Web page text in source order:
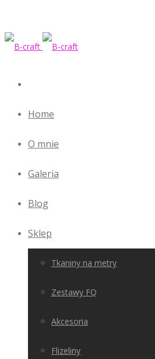
Home
O mnie
Galeria
Blog
Sklep
Tkaniny na metry
Zestawy FQ
Akcesoria
Flizeliny